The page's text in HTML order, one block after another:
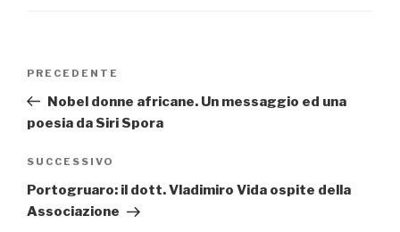
Articolo
precedente:
PRECEDENTE
Nobel donne africane. Un messaggio ed una
poesia da Siri Spora
Articolo
successivo
SUCCESSIVO
Portogruaro: il dott. Vladimiro Vida ospite della
Associazione